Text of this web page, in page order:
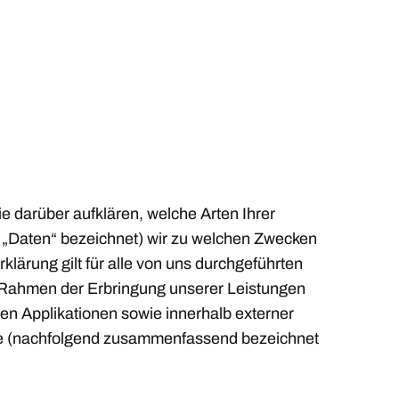
darüber aufklären, welche Arten Ihrer
bezeichnet) wir zu welchen Zwecken
gilt für alle von uns durchgeführten
der Erbringung unserer Leistungen
Applikationen sowie innerhalb externer
zusammenfassend bezeichnet